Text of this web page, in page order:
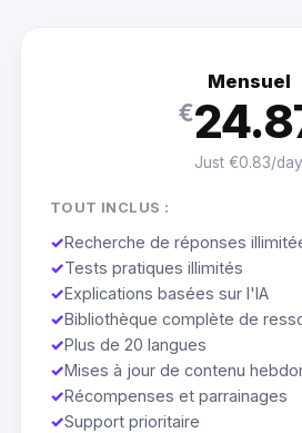
Mensuel
€
Just €0.83/day
TOUT INCLUS :
✓Recherche de réponses
✓Tests pratiques illimités
✓Explications basées sur l'IA
✓Bibliothèque complète de
✓Plus de 20 langues
✓Mises à jour de contenu
✓Récompenses et parrainages
✓Support prioritaire